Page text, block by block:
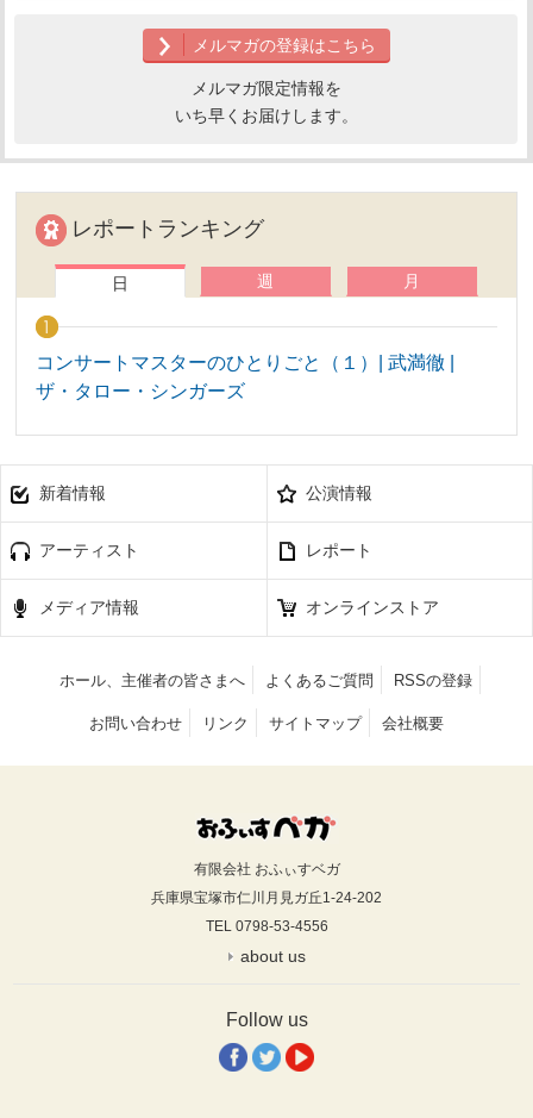
メルマガの登録はこちら
メルマガ限定情報を
いち早くお届けします。
レポートランキング
日 週 月
コンサートマスターのひとりごと（１）| 武満徹 |
ザ・タロー・シンガーズ
新着情報 公演情報
アーティスト レポート
メディア情報 オンラインストア
ホール、主催者の皆さまへ よくあるご質問 RSSの登録
お問い合わせ リンク サイトマップ 会社概要
有限会社 おふぃすベガ
兵庫県宝塚市仁川月見ガ丘1-24-202
TEL 0798-53-4556
about us
Follow us